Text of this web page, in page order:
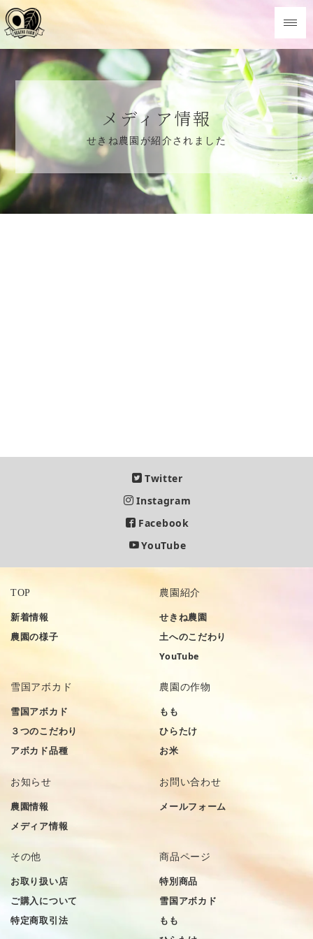
メディア情報
せきね農園が紹介されました
Twitter
Instagram
Facebook
YouTube
TOP
新着情報
農園の様子
農園紹介
せきね農園
土へのこだわり
YouTube
雪国アボカド
雪国アボカド
３つのこだわり
アボカド品種
農園の作物
もも
ひらたけ
お米
お知らせ
農園情報
メディア情報
お問い合わせ
メールフォーム
その他
お取り扱い店
ご購入について
特定商取引法
商品ページ
特別商品
雪国アボカド
もも